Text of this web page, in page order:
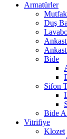
Armatürler
Duş
Bide
Sifon
Bide
Vitrifiye
Klozet